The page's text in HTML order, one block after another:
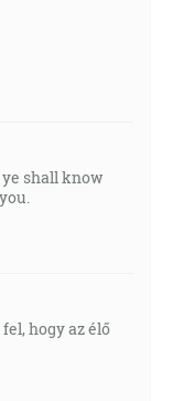
ye shall know
hogy az élő